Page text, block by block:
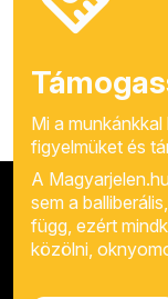
Mi a
figyelmüket és
A
sem a
függ, ezért
közölni,